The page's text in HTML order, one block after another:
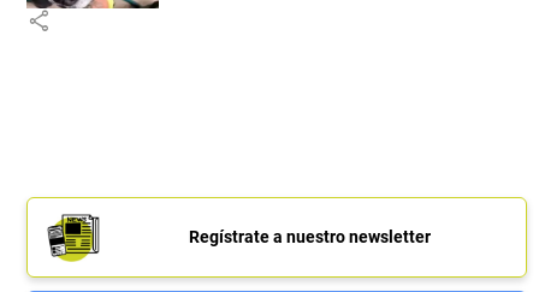
share
Regístrate a nuestro newsletter